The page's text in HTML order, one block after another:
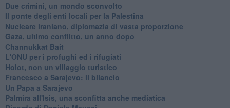
Due crimini, un mondo sconvolto
Il ponte degli enti locali per la Palestina
Nucleare iraniano, diplomazia di vasta proporzione
Gaza, ultimo conflitto, un anno dopo
Channukkat Bait
L'ONU per i profughi ed i rifugiati
Holot, non un villaggio turistico
Francesco a Sarajevo: il bilancio
Un Papa a Sarajevo
Palmira all'Isis, una sconfitta anche mediatica